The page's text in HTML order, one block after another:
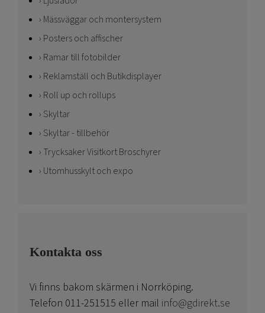
Mässväggar och montersystem
Posters och affischer
Ramar till fotobilder
Reklamställ och Butikdisplayer
Roll up och rollups
Skyltar
Skyltar - tillbehör
Trycksaker Visitkort Broschyrer
Utomhusskylt och expo
Kontakta oss
Vi finns bakom skärmen i Norrköping.
Telefon 011-251515 eller mail info@gdirekt.se